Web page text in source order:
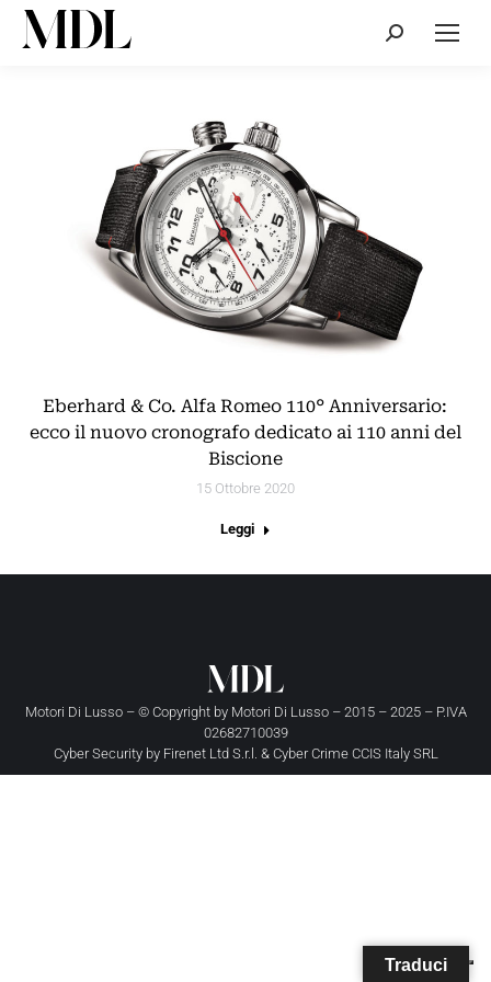
Cerca:
Eberhard & Co. Alfa Romeo 110° Anniversario:
ecco il nuovo cronografo dedicato ai 110 anni del
Biscione
15 Ottobre 2020
Leggi
Motori Di Lusso – © Copyright by Motori Di Lusso– 2015 – 2025 – P.IVA
02682710039
Cyber Security by Firenet Ltd S.r.l. & Cyber Crime CCIS Italy SRL
Traduci